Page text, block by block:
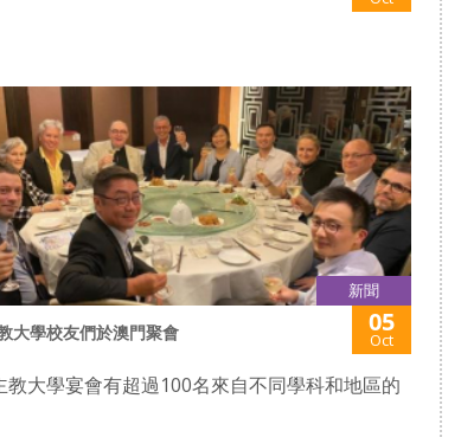
新聞
大學校友們於澳門聚會 05
Oct
教大學宴會有超過100名來自不同學科和地區的